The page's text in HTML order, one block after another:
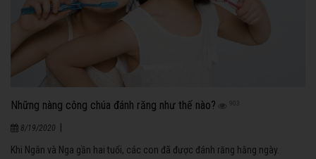
Những nàng công chúa đánh răng như thế nào? 903
8/19/2020
Khi Ngân và Nga gần hai tuổi, các con đã được đánh răng hằng ngày.